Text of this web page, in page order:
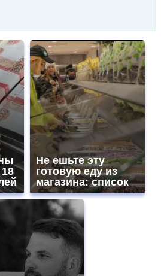
Не ешьте эту
готовую еду из
магазина: список